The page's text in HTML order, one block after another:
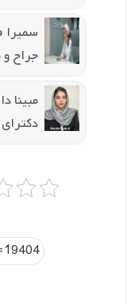
سمیرا
جراح
مبینا